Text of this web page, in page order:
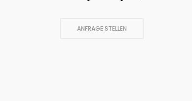
ANFRAGE STELLEN